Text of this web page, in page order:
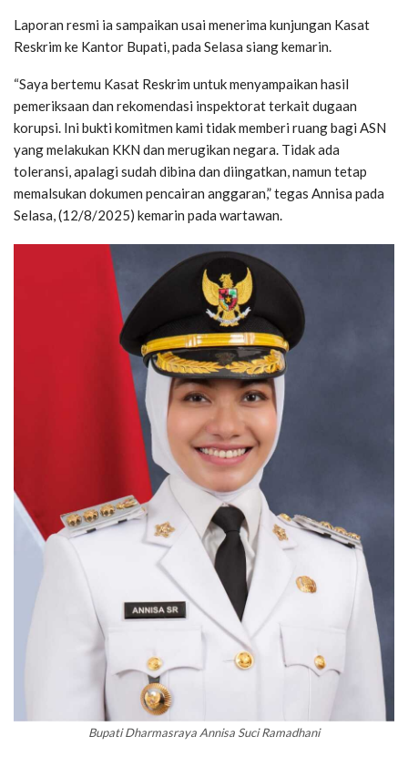
Laporan resmi ia sampaikan usai menerima kunjungan Kasat
Reskrim ke Kantor Bupati, pada Selasa siang kemarin.
“Saya bertemu Kasat Reskrim untuk menyampaikan hasil
pemeriksaan dan rekomendasi inspektorat terkait dugaan
korupsi. Ini bukti komitmen kami tidak memberi ruang bagi ASN
yang melakukan KKN dan merugikan negara. Tidak ada
toleransi, apalagi sudah dibina dan diingatkan, namun tetap
memalsukan dokumen pencairan anggaran,” tegas Annisa pada
Selasa, (12/8/2025) kemarin pada wartawan.
Bupati Dharmasraya Annisa Suci Ramadhani